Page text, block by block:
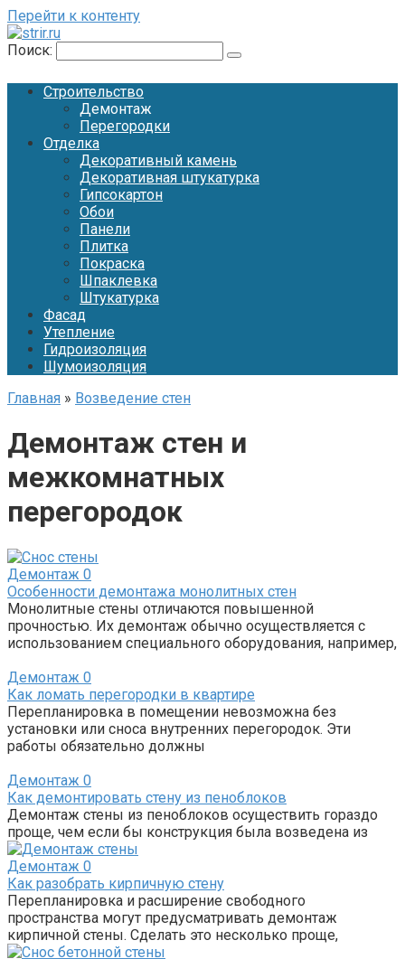
Перейти к контенту
Поиск:
Строительство
Демонтаж
Перегородки
Отделка
Декоративный камень
Декоративная штукатурка
Гипсокартон
Обои
Панели
Плитка
Покраска
Шпаклевка
Штукатурка
Фасад
Утепление
Гидроизоляция
Шумоизоляция
Главная » Возведение стен
Демонтаж стен и
межкомнатных
перегородок
Демонтаж 0
Особенности демонтажа монолитных стен
Монолитные стены отличаются повышенной
прочностью. Их демонтаж обычно осуществляется с
использованием специального оборудования, например,
Демонтаж 0
Как ломать перегородки в квартире
Перепланировка в помещении невозможна без
установки или сноса внутренних перегородок. Эти
работы обязательно должны
Демонтаж 0
Как демонтировать стену из пеноблоков
Демонтаж стены из пеноблоков осуществить гораздо
проще, чем если бы конструкция была возведена из
Демонтаж 0
Как разобрать кирпичную стену
Перепланировка и расширение свободного
пространства могут предусматривать демонтаж
кирпичной стены. Сделать это несколько проще,